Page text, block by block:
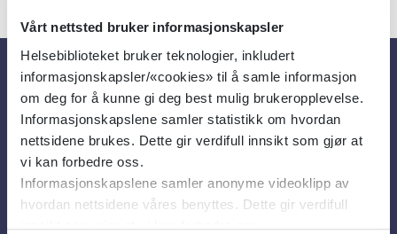
Vårt nettsted bruker informasjonskapsler
Helsebiblioteket bruker teknologier, inkludert
informasjonskapsler/«cookies» til å samle informasjon
om deg for å kunne gi deg best mulig brukeropplevelse.
Informasjonskapslene samler statistikk om hvordan
nettsidene brukes. Dette gir verdifull innsikt som gjør at
vi kan forbedre oss.
Informasjonskapslene samler anonyme videoklipp av
hvordan nettsidene våres benyttes. Dette gir verdifull
innsikt som gjør at vi kan forbedre oss.
Om oss
Om Helsebiblioteket
Personvern og informasjonskapsler
Tilgjengelighetserklæring